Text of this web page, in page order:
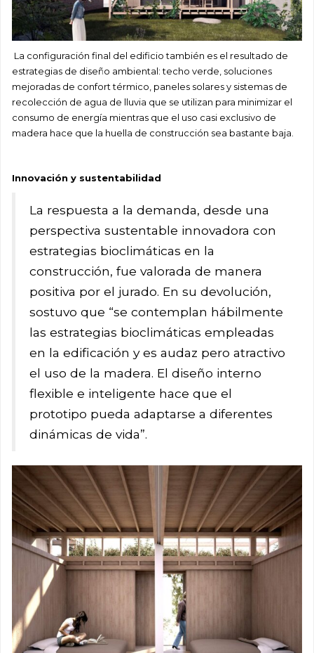
La configuración final del edificio también es el resultado de
estrategias de diseño ambiental: techo verde, soluciones
mejoradas de confort térmico, paneles solares y sistemas de
recolección de agua de lluvia que se utilizan para minimizar el
consumo de energía mientras que el uso casi exclusivo de
madera hace que la huella de construcción sea bastante baja.
Innovación y sustentabilidad
La respuesta a la demanda, desde una
perspectiva sustentable innovadora con
estrategias bioclimáticas en la
construcción, fue valorada de manera
positiva por el jurado. En su devolución,
sostuvo que “se contemplan hábilmente
las estrategias bioclimáticas empleadas
en la edificación y es audaz pero atractivo
el uso de la madera. El diseño interno
flexible e inteligente hace que el
prototipo pueda adaptarse a diferentes
dinámicas de vida”.